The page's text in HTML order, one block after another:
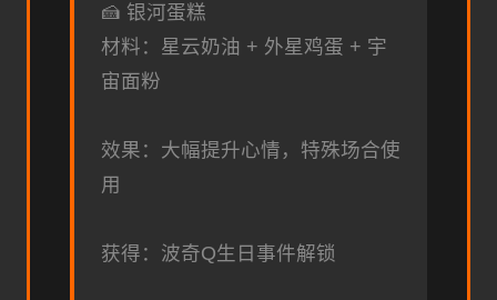
🍰 银河蛋糕
材料：星云奶油 + 外星鸡蛋 + 宇
宙面粉
效果：大幅提升心情，特殊场合使
用
获得：波奇Q生日事件解锁